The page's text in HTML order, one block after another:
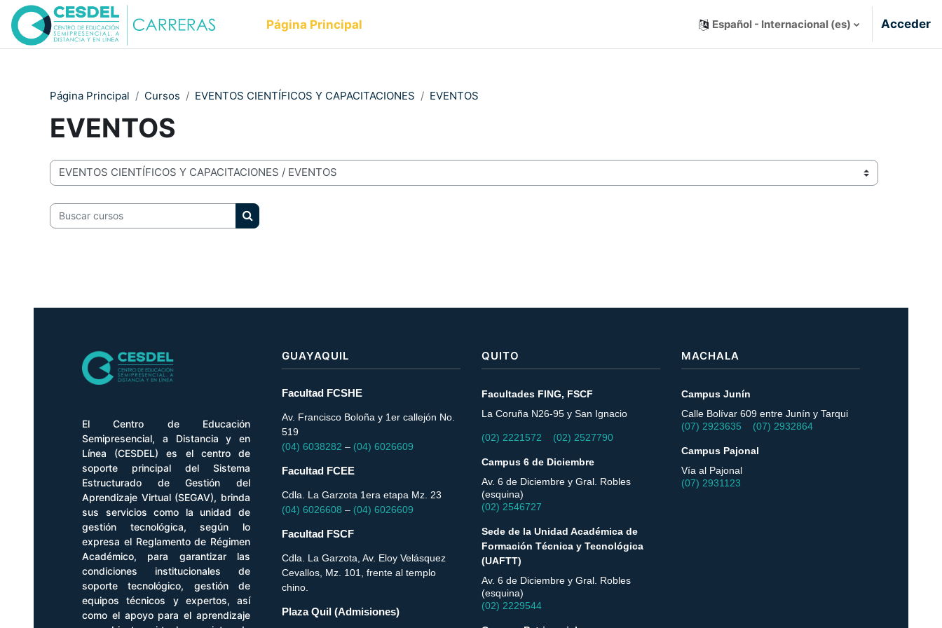
Salta al contenido principal
Página Principal Español - Internacional ‎(es)‎ Acceder
Página Principal Cursos EVENTOS CIENTÍFICOS Y CAPACITACIONES EVENTOS
EVENTOS
Categorías
Buscar cursos
Buscar cursos
El Centro de Educación
Semipresencial, a Distancia y en
Línea (CESDEL) es el centro de
soporte principal del Sistema
Estructurado de Gestión del
Aprendizaje Virtual (SEGAV), brinda
sus servicios como la unidad de
gestión tecnológica, según lo
expresa el Reglamento de Régimen
Académico, para garantizar las
condiciones institucionales de
soporte tecnológico, gestión de
equipos técnicos y expertos, así
como el apoyo para el aprendizaje
GUAYAQUIL
Facultad FCSHE
Av. Francisco Boloña y 1er callejón No.
519
(04) 6038282 – (04) 6026609
Facultad FCEE
Cdla. La Garzota 1era etapa Mz. 23
(04) 6026608 – (04) 6026609
Facultad FSCF
Cdla. La Garzota, Av. Eloy Velásquez
Cevallos, Mz. 101, frente al templo
chino.
Plaza Quil (Admisiones)
QUITO
Facultades FING, FSCF
La Coruña N26-95 y San Ignacio
(02) 2221572 (02) 2527790
Campus 6 de Diciembre
Av. 6 de Diciembre y Gral. Robles
(esquina)
(02) 2546727
Sede de la Unidad Académica de
Formación Técnica y Tecnológica
(UAFTT)
Av. 6 de Diciembre y Gral. Robles
(esquina)
(02) 2229544
MACHALA
Campus Junín
Calle Bolívar 609 entre Junín y Tarqui
(07) 2923635
(07) 2932864
Campus Pajonal
Vía al Pajonal
(07) 2931123